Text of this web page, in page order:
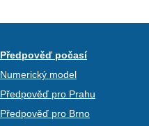
Předpověď počasí
Numerický model
Předpověď pro Prahu
Předpověď pro Brno